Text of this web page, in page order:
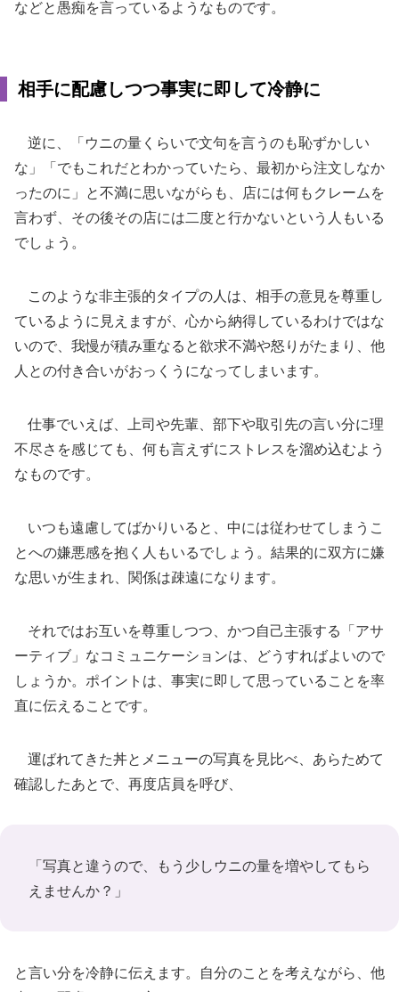
などと愚痴を言っているようなものです。
相手に配慮しつつ事実に即して冷静に
逆に、「ウニの量くらいで文句を言うのも恥ずかしい
な」「でもこれだとわかっていたら、最初から注文しなか
ったのに」と不満に思いながらも、店には何もクレームを
言わず、その後その店には二度と行かないという人もいる
でしょう。
このような非主張的タイプの人は、相手の意見を尊重し
ているように見えますが、心から納得しているわけではな
いので、我慢が積み重なると欲求不満や怒りがたまり、他
人との付き合いがおっくうになってしまいます。
仕事でいえば、上司や先輩、部下や取引先の言い分に理
不尽さを感じても、何も言えずにストレスを溜め込むよう
なものです。
いつも遠慮してばかりいると、中には従わせてしまうこ
とへの嫌悪感を抱く人もいるでしょう。結果的に双方に嫌
な思いが生まれ、関係は疎遠になります。
それではお互いを尊重しつつ、かつ自己主張する「アサ
ーティブ」なコミュニケーションは、どうすればよいので
しょうか。ポイントは、事実に即して思っていることを率
直に伝えることです。
運ばれてきた丼とメニューの写真を見比べ、あらためて
確認したあとで、再度店員を呼び、
「写真と違うので、もう少しウニの量を増やしてもら
えませんか？」
と言い分を冷静に伝えます。自分のことを考えながら、他